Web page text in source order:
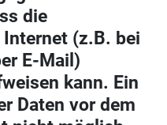
die
(z.B. bei
E-Mail)
kann. Ein
Daten vor dem